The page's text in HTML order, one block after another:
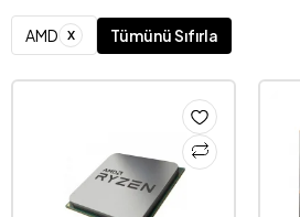
AMD x Tümünü Sıfırla